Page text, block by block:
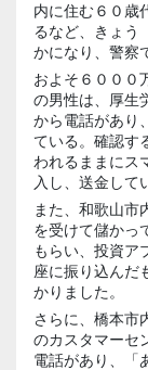
内に住む６０歳
るなど、きょう
かになり、警察
およそ６０００
の男性は、厚生
から電話があり
ている。確認す
われるままにス
入し、送金して
また、和歌山市
を受けて儲かっ
もらい、投資ア
座に振り込んだ
かりました。
さらに、橋本市
のカスタマーセ
電話があり、「